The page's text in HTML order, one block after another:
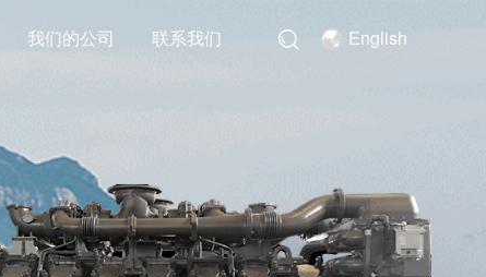
English
我们的公司 联系我们